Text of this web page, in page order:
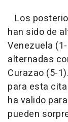
Los
han sido de
Venezuela
alternadas
Curazao (5-
para esta
ha valido
pueden